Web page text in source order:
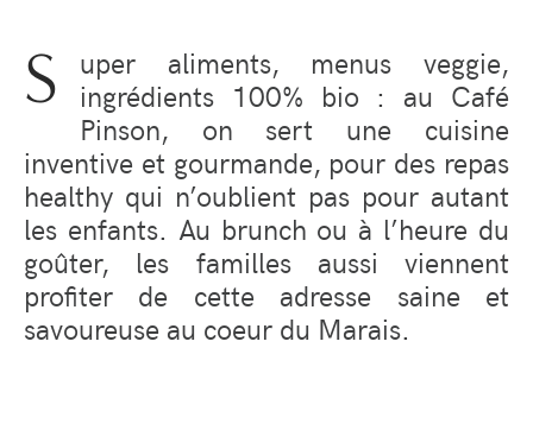
S uperaliments, menus veggie,
ingrédients 100% bio : au Café
Pinson, on sert une cuisine
inventive et gourmande, pour des repas
healthy qui n’oublient pas pour autant
les enfants. Au brunch ou à l’heure du
goûter, les familles aussi viennent
profiter de cette adresse saine et
savoureuse au coeur du Marais.